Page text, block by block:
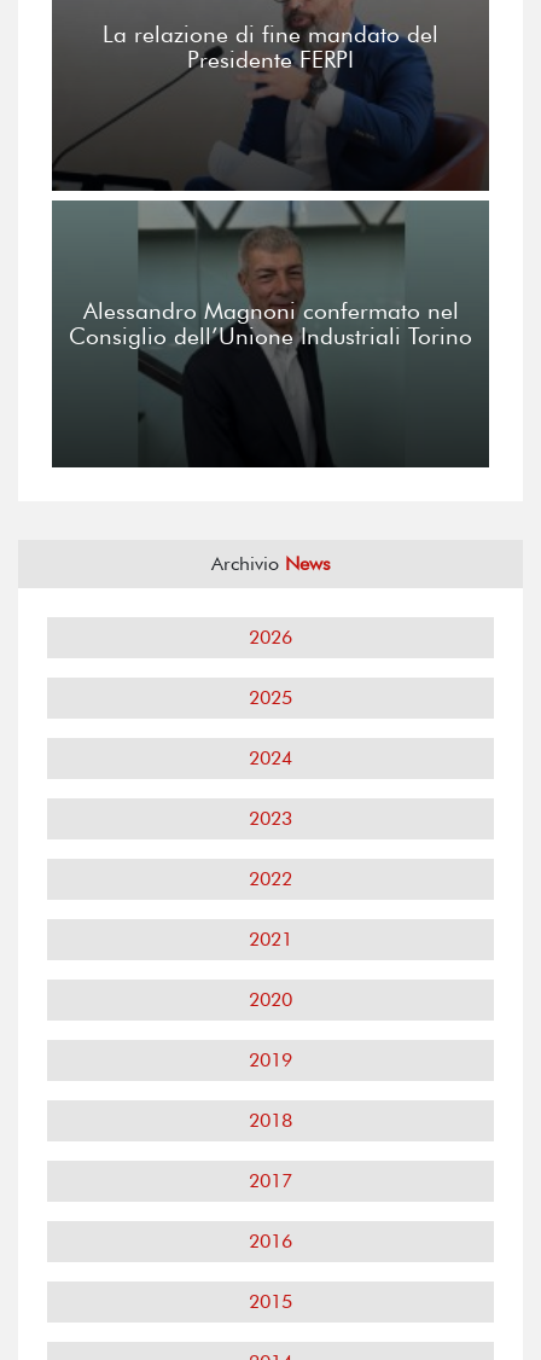
La relazione di fine mandato del
Presidente FERPI
Alessandro Magnoni confermato nel
Consiglio dell’Unione Industriali Torino
Archivio News
2026
2025
2024
2023
2022
2021
2020
2019
2018
2017
2016
2015